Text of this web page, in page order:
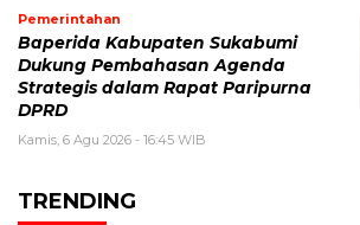
Pemerintahan
Baperida Kabupaten Sukabumi
Dukung Pembahasan Agenda
Strategis dalam Rapat Paripurna
DPRD
Kamis, 6 Agu 2026 - 16:45 WIB
TRENDING